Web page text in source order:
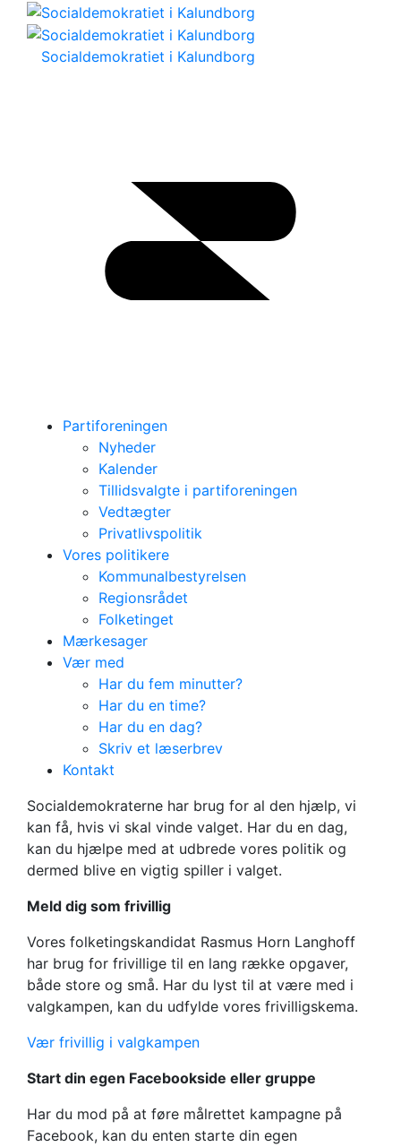
Socialdemokratiet i Kalundborg
Partiforeningen
Nyheder
Kalender
Tillidsvalgte i partiforeningen
Vedtægter
Privatlivspolitik
Vores politikere
Kommunalbestyrelsen
Regionsrådet
Folketinget
Mærkesager
Vær med
Har du fem minutter?
Har du en time?
Har du en dag?
Skriv et læserbrev
Kontakt
Frivillig
Har du en dag?
Socialdemokraterne har brug for al den hjælp, vi
kan få, hvis vi skal vinde valget. Har du en dag,
kan du hjælpe med at udbrede vores politik og
dermed blive en vigtig spiller i valget.
Meld dig som frivillig
Vores folketingskandidat Rasmus Horn Langhoff
har brug for frivillige til en lang række opgaver,
både store og små. Har du lyst til at være med i
valgkampen, kan du udfylde vores frivilligskema.
Vær frivillig i valgkampen
Start din egen Facebookside eller gruppe
Har du mod på at føre målrettet kampagne på
Facebook, kan du enten starte din egen